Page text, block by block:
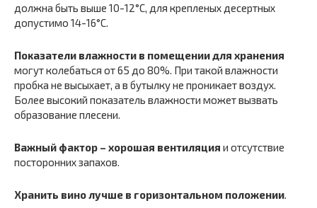
должна быть выше 10-12°С, для крепленых десертных
допустимо 14-16°С.
Показатели влажности в помещении для хранения
могут колебаться от 65 до 80%. При такой влажности
пробка не высыхает, а в бутылку не проникает воздух.
Более высокий показатель влажности может вызвать
образование плесени.
Важный фактор – хорошая вентиляция и отсутствие
посторонних запахов.
Хранить вино лучше в горизонтальном положении.